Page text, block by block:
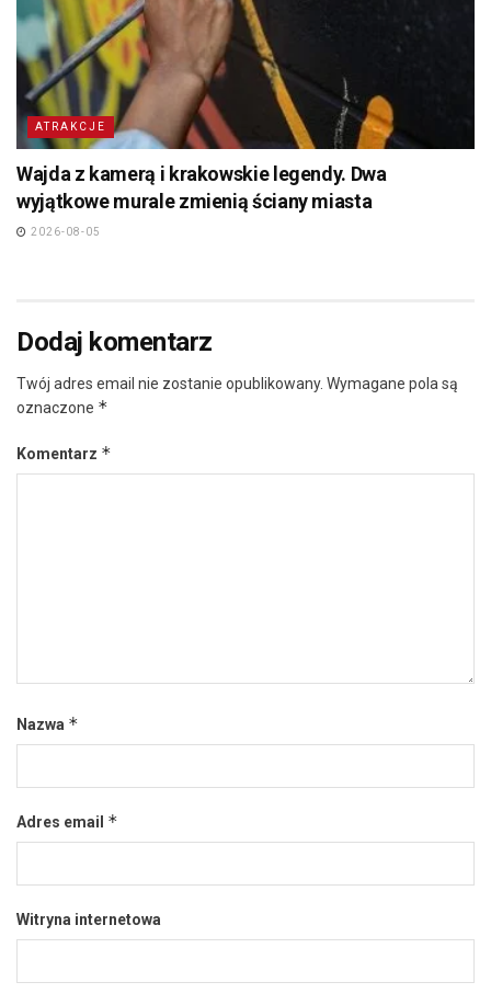
ATRAKCJE
Wajda z kamerą i krakowskie legendy. Dwa
wyjątkowe murale zmienią ściany miasta
2026-08-05
Dodaj komentarz
Twój adres email nie zostanie opublikowany. Wymagane pola są
oznaczone *
Komentarz *
Nazwa *
Adres email *
Witryna internetowa